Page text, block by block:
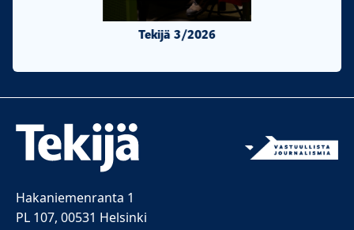
Tekijä 3/2026
Hakaniemenranta 1
PL 107, 00531 Helsinki